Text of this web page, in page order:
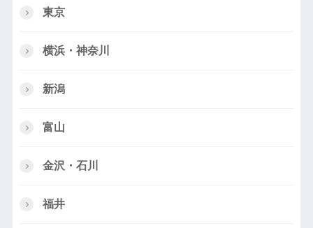
東京
横浜・神奈川
新潟
富山
金沢・石川
福井